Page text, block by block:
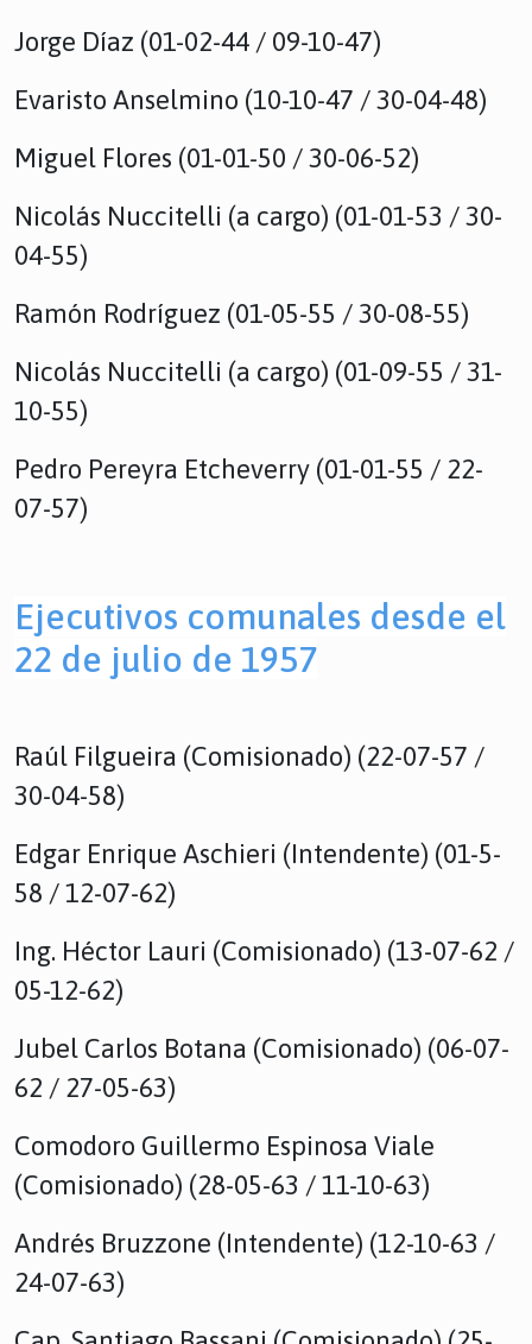
Jorge Díaz (01-02-44 / 09-10-47)
Evaristo Anselmino (10-10-47 / 30-04-48)
Miguel Flores (01-01-50 / 30-06-52)
Nicolás Nuccitelli (a cargo) (01-01-53 / 30-
04-55)
Ramón Rodríguez (01-05-55 / 30-08-55)
Nicolás Nuccitelli (a cargo) (01-09-55 / 31-
10-55)
Pedro Pereyra Etcheverry (01-01-55 / 22-
07-57)
Ejecutivos comunales desde el
22 de julio de 1957
Raúl Filgueira (Comisionado) (22-07-57 /
30-04-58)
Edgar Enrique Aschieri (Intendente) (01-5-
58 / 12-07-62)
Ing. Héctor Lauri (Comisionado) (13-07-62 /
05-12-62)
Jubel Carlos Botana (Comisionado) (06-07-
62 / 27-05-63)
Comodoro Guillermo Espinosa Viale
(Comisionado) (28-05-63 / 11-10-63)
Andrés Bruzzone (Intendente) (12-10-63 /
24-07-63)